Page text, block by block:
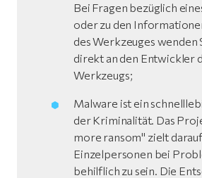
Bei Fragen bezüglich
oder zu den
des Werkzeuges wenden
direkt an den Entwickler
Werkzeugs;
Malware ist ein
der Kriminalität. Das
more ransom" zielt
Einzelpersonen bei
behilflich zu sein. Die